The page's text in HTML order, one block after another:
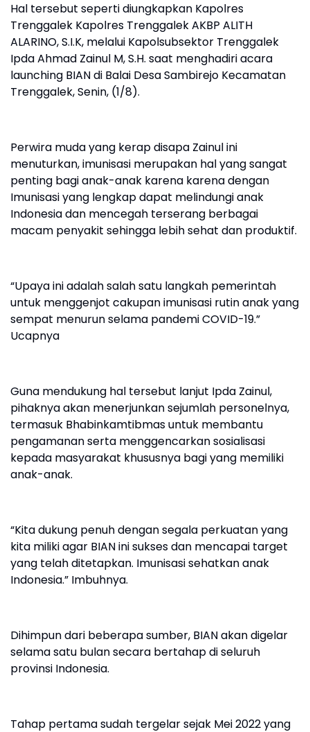
Hal tersebut seperti diungkapkan Kapolres
Trenggalek Kapolres Trenggalek AKBP ALITH
ALARINO, S.I.K, melalui Kapolsubsektor Trenggalek
Ipda Ahmad Zainul M, S.H. saat menghadiri acara
launching BIAN di Balai Desa Sambirejo Kecamatan
Trenggalek, Senin, (1/8).
Perwira muda yang kerap disapa Zainul ini
menuturkan, imunisasi merupakan hal yang sangat
penting bagi anak-anak karena karena dengan
Imunisasi yang lengkap dapat melindungi anak
Indonesia dan mencegah terserang berbagai
macam penyakit sehingga lebih sehat dan produktif.
“Upaya ini adalah salah satu langkah pemerintah
untuk menggenjot cakupan imunisasi rutin anak yang
sempat menurun selama pandemi COVID-19.”
Ucapnya
Guna mendukung hal tersebut lanjut Ipda Zainul,
pihaknya akan menerjunkan sejumlah personelnya,
termasuk Bhabinkamtibmas untuk membantu
pengamanan serta menggencarkan sosialisasi
kepada masyarakat khususnya bagi yang memiliki
anak-anak.
“Kita dukung penuh dengan segala perkuatan yang
kita miliki agar BIAN ini sukses dan mencapai target
yang telah ditetapkan. Imunisasi sehatkan anak
Indonesia.” Imbuhnya.
Dihimpun dari beberapa sumber, BIAN akan digelar
selama satu bulan secara bertahap di seluruh
provinsi Indonesia.
Tahap pertama sudah tergelar sejak Mei 2022 yang